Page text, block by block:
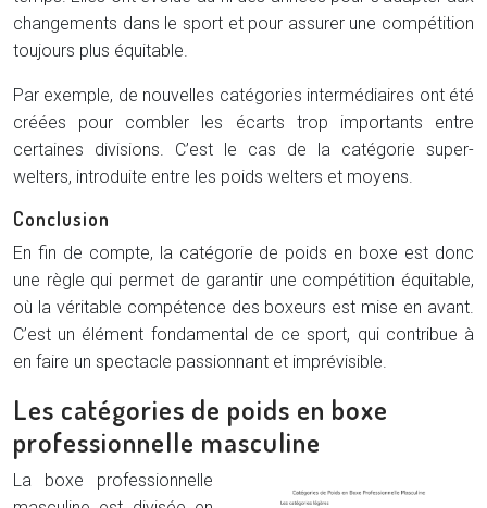
changements dans le sport et pour assurer une compétition
toujours plus équitable.
Par exemple, de nouvelles catégories intermédiaires ont été
créées pour combler les écarts trop importants entre
certaines divisions. C’est le cas de la catégorie super-
welters, introduite entre les poids welters et moyens.
Conclusion
En fin de compte, la catégorie de poids en boxe est donc
une règle qui permet de garantir une compétition équitable,
où la véritable compétence des boxeurs est mise en avant.
C’est un élément fondamental de ce sport, qui contribue à
en faire un spectacle passionnant et imprévisible.
Les catégories de poids en boxe
professionnelle masculine
La boxe professionnelle